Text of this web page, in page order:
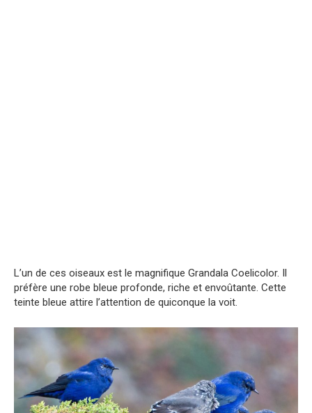
L’un de ces oiseaux est le magnifique Grandala Coelicolor. Il
préfère une robe bleue profonde, riche et envoûtante. Cette
teinte bleue attire l’attention de quiconque la voit.